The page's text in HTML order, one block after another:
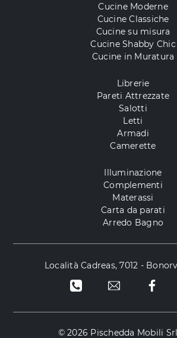
Cucine Moderne
Cucine Classiche
Cucine su misura
Cucine Shabby Chic
Cucine in Muratura
Librerie
Pareti Attrezzate
Salotti
Letti
Armadi
Camerette
Illuminazione
Complementi
Materassi
Carta da parati
Arredo Bagno
Località Cadreas, 7012 -
© 2026 Pischedda Mobili